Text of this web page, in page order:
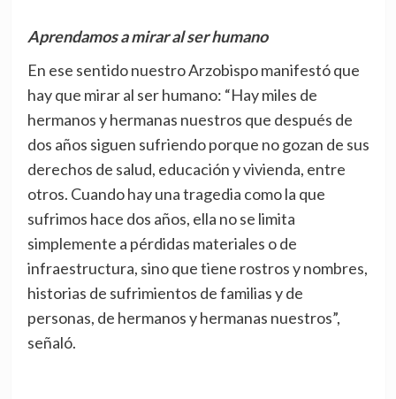
Aprendamos a mirar al ser humano
En ese sentido nuestro Arzobispo manifestó que
hay que mirar al ser humano: “Hay miles de
hermanos y hermanas nuestros que después de
dos años siguen sufriendo porque no gozan de sus
derechos de salud, educación y vivienda, entre
otros. Cuando hay una tragedia como la que
sufrimos hace dos años, ella no se limita
simplemente a pérdidas materiales o de
infraestructura, sino que tiene rostros y nombres,
historias de sufrimientos de familias y de
personas, de hermanos y hermanas nuestros”,
señaló.